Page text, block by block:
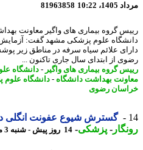
10:22
81963858
گروه بیماری های واگیر معاونت بهداشت
علائم سیاه سرفه در مناطق زیر پوشش
از ابتدای سال جاری تاکنون ...
گروه بیماری های واگیر-دانشگاه علوم
بهداشت دانشگاه-دانشگاه علوم
رضوی
گسترش شیوع عفونت انگلی در 9 ایالت آمریکا
-پزشکی-14 روز پیش - شنبه 3 مرداد 1405، 10:57